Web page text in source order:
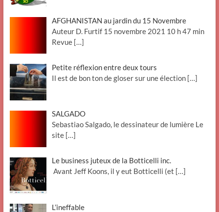
AFGHANISTAN au jardin du 15 Novembre
Auteur D. Furtif 15 novembre 2021 10 h 47 min
Revue […]
Petite réflexion entre deux tours
Il est de bon ton de gloser sur une élection […]
SALGADO
Sebastiao Salgado, le dessinateur de lumière Le
site […]
Le business juteux de la Botticelli inc.
Avant Jeff Koons, il y eut Botticelli (et […]
L’ineffable